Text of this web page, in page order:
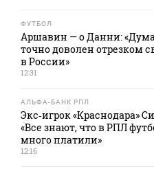
ФУТБОЛ
Аршавин — о Данни:
точно доволен отрезком
в России»
12:31
АЛЬФА-БАНК РПЛ
Экс‑игрок «Краснодара»
«Все знают, что в РПЛ
много платили»
12:16